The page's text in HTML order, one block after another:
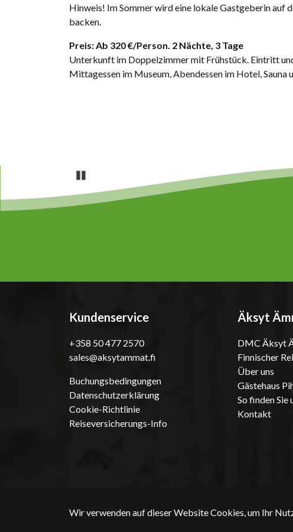
Wir verwenden auf dieser Website Cookies, um Ihr
Hinweis! Im Sommer wird eine lokale Gastgeberin auf
backen.
Preis: Ab 320 €/Person. 2 Nächte, 3 Tage
Unterkunft im Doppelzimmer mit Frühstück. Eintritt
Mittagessen im Museum, Abendessen im Hotel, Sauna
Kundenservice
+358 50 477 2570
sales@aksytammat.fi
Buchungsbedingungen
Datenschutzerklärung
Cookie-Richtlinie
Reiseversicherungs-Info
Äksyt
DMC Äksyt
Finnischer
Über uns
Gästehaus
So finden Sie
Kontakt